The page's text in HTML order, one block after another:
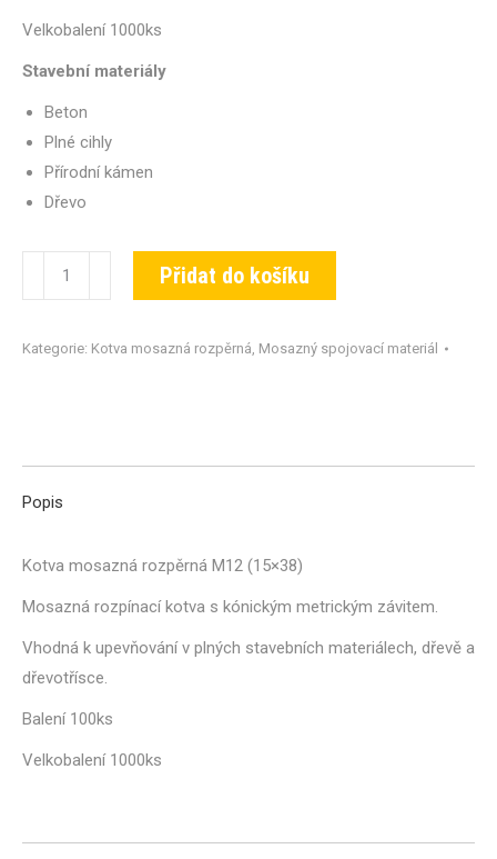
Velkobalení 1000ks
Stavební materiály
Beton
Plné cihly
Přírodní kámen
Dřevo
mosazná
M12
Přidat do košíku
Kategorie: Kotva mosazná rozpěrná, Mosazný spojovací materiál
Popis
Kotva mosazná rozpěrná M12 (15×38)
Mosazná rozpínací kotva s kónickým metrickým závitem.
Vhodná k upevňování v plných stavebních materiálech, dřevě a
dřevotřísce.
Balení 100ks
Velkobalení 1000ks